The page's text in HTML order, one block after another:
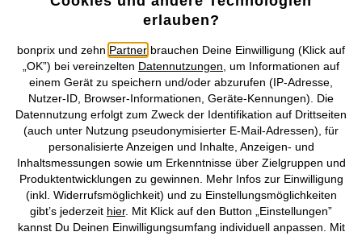
Mehr von bonprix auf
Preisangaben inkl. gesetzl. MwSt. und zzgl.Service- &
Versandkosten
AGB Datenschutz Cookie-Einstellungen Impressum
Vertrag widerrufen
©2026 bonprix.Alle Rechte vorbehalten.
erlauben?
bonprix und zehn Partner brauchen Deine Einwilligung (Klick auf
„OK”) bei vereinzelten Datennutzungen , um Informationen auf
einem Gerät zu speichern und/oder abzurufen (IP-Adresse,
Nutzer-ID, Browser-Informationen, Geräte-Kennungen). Die
Datennutzung erfolgt zum Zweck der Identifikation auf Drittseiten
(auch unter Nutzung pseudonymisierter E-Mail-Adressen), für
personalisierte Anzeigen und Inhalte, Anzeigen- und
Inhaltsmessungen sowie um Erkenntnisse über Zielgruppen und
Produktentwicklungen zu gewinnen. Mehr Infos zur Einwilligung
(inkl. Widerrufsmöglichkeit) und zu Einstellungsmöglichkeiten
gibt’s jederzeit hier. Mit Klick auf den Button „Einstellungen”
kannst Du Deinen Einwilligungsumfang individuell anpassen. Mit